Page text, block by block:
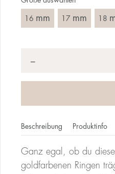
16 mm 17 mm 18
−
Beschreibung Produktinfo
Ganz egal, ob du
goldfarbenen Ringen
Bei Blomdahl entspricht